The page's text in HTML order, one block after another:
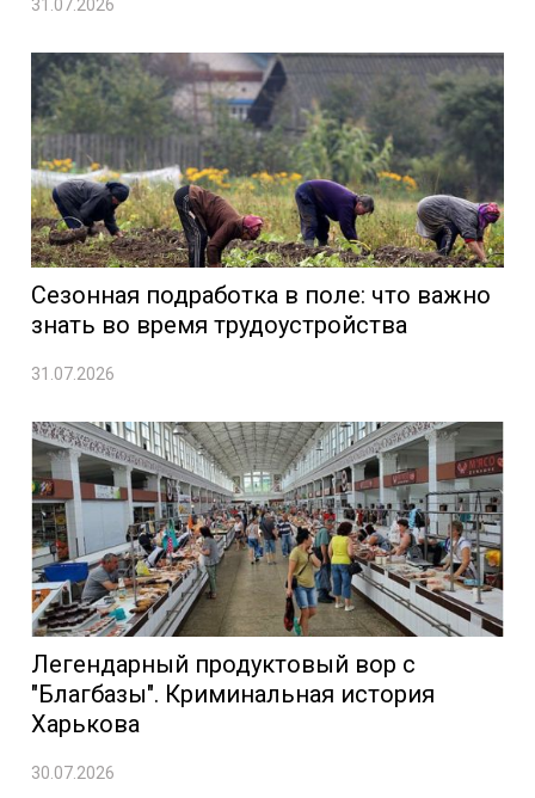
31.07.2026
Сезонная подработка в поле: что важно
знать во время трудоустройства
31.07.2026
Легендарный продуктовый вор с
"Благбазы". Криминальная история
Харькова
30.07.2026